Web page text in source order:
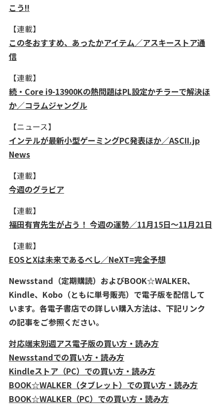
こう!!
【連載】
この冬おすすめ、あったかアイテム／アスキーストア通
信
【連載】
続・Core i9-13900Kの熱問題はPL設定かチラーで解決ほ
か／コラムジャングル
【ニュース】
インテルが最新小型ゲーミングPC発表ほか／ASCII.jp
News
【連載】
今週のグラビア
【連載】
福田有宵先生が占う！ 今週の運勢／11月15日～11月21日
【連載】
EOSとXは未来であるべし／NeXT=完全予想
Newsstand（定期購読）およびBOOK☆WALKER、
Kindle、Kobo（ともに単号販売）で電子版を配信して
います。各電子書店での詳しい購入方法は、下記リンク
の記事をご参照ください。
対応端末別週アス電子版の買い方・読み方
Newsstandでの買い方・読み方
Kindleストア（PC）での買い方・読み方
BOOK☆WALKER（タブレット）での買い方・読み方
BOOK☆WALKER（PC）での買い方・読み方